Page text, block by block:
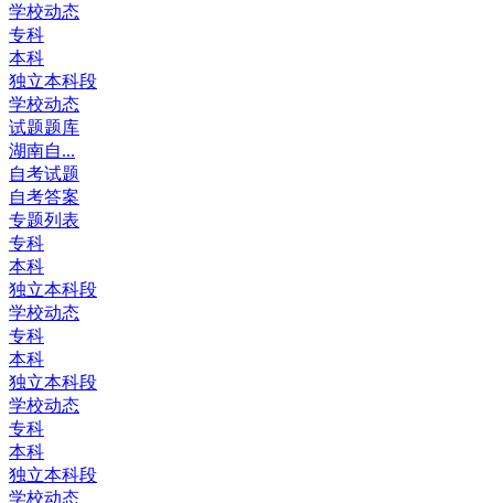
学校动态
专科
本科
独立本科段
学校动态
试题题库
湖南自...
自考试题
自考答案
专题列表
专科
本科
独立本科段
学校动态
专科
本科
独立本科段
学校动态
专科
本科
独立本科段
学校动态